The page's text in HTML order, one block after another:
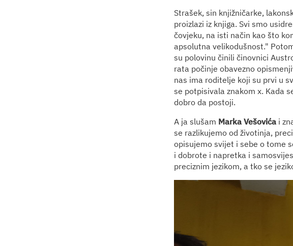
Strašek, sin knjižničarke,
proizlazi iz knjiga. Svi smo
čovjeku, na isti način kao što
apsolutna velikodušnost."
su polovinu činili činovnici
rata počinje obavezno
nas ima roditelje koji su prvi u
se potpisivala znakom x. Kada
dobro da postoji.
A ja slušam Marka Vešovićai
se razlikujemo od životinja,
opisujemo svijet i sebe o tome
i dobrote i napretka i
preciznim jezikom, a tko se